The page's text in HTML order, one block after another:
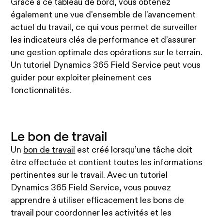
Grâce à ce tableau de bord, vous obtenez
également une vue d'ensemble de l'avancement
actuel du travail, ce qui vous permet de surveiller
les indicateurs clés de performance et d’assurer
une gestion optimale des opérations sur le terrain.
Un tutoriel Dynamics 365 Field Service peut vous
guider pour exploiter pleinement ces
fonctionnalités.
Le bon de travail
Un bon de travail est créé lorsqu’une tâche doit
être effectuée et contient toutes les informations
pertinentes sur le travail. Avec un tutoriel
Dynamics 365 Field Service, vous pouvez
apprendre à utiliser efficacement les bons de
travail pour coordonner les activités et les